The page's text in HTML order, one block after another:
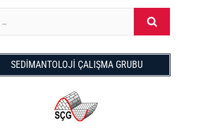
SEDİMANTOLOJİ ÇALIŞMA GRUBU